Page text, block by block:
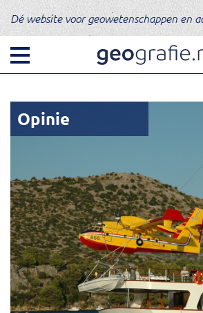
Dé website voor geowetenschappen en
Opinie